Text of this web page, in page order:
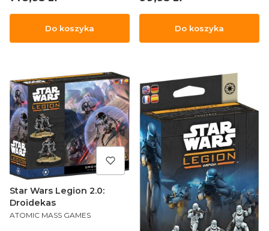
Do koszyka Do koszyka
Star Wars Legion 2.0:
Droidekas
PRODUCENT
ATOMIC MASS GAMES